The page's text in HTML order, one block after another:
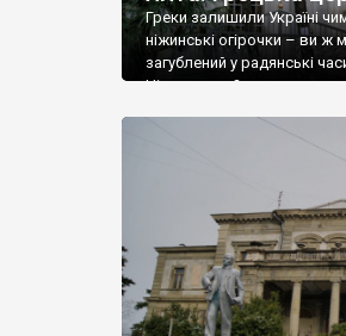
Греки залишили Україні
ніжинські огірочки – ви ж
загублений у радянські
Ніжин греки?